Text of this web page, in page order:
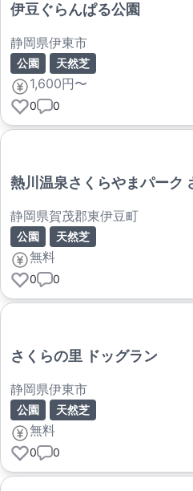
伊豆ぐらんぱる公園
静岡県伊東市
公園 天然芝
1,600円〜
0 0
熱川温泉さくらやまパーク
静岡県賀茂郡東伊豆町
公園 天然芝
無料
0 0
さくらの里 ドッグラン
静岡県伊東市
公園 天然芝
無料
0 0